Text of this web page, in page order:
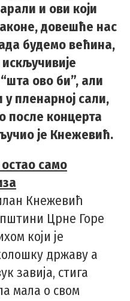
и ови који
довешће нас
будемо већина,
ово би”, али
пленарној сали,
после концерта
је Кнежевић.
само
Кнежевић
Црне Горе
који је
државу а
завија, стига
мала о свом